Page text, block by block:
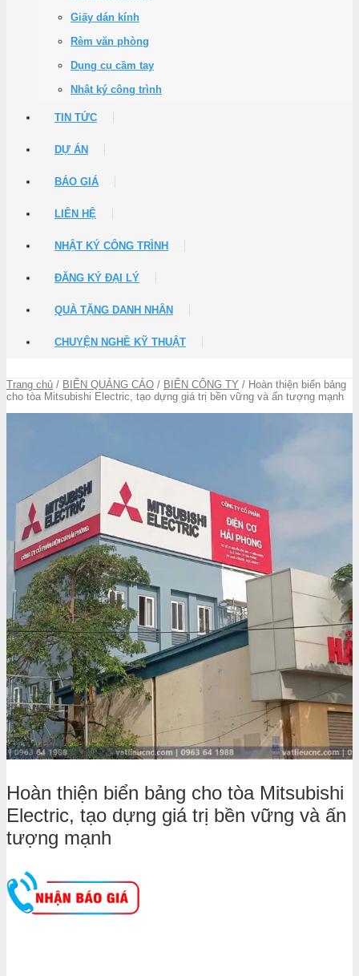
Giấy dán kính
Rèm văn phòng
Dụng cụ cầm tay
Nhật ký công trình
TIN TỨC
DỰ ÁN
BÁO GIÁ
LIÊN HỆ
NHẬT KÝ CÔNG TRÌNH
ĐĂNG KÝ ĐẠI LÝ
QUÀ TẶNG DANH NHÂN
CHUYỆN NGHỀ KỸ THUẬT
Trang chủ / BIỂN QUẢNG CÁO / BIỂN CÔNG TY / Hoàn thiện biển bảng
cho tòa Mitsubishi Electric, tạo dựng giá trị bền vững và ấn tượng mạnh
Hoàn thiện biển bảng cho tòa Mitsubishi
Electric, tạo dựng giá trị bền vững và ấn
tượng mạnh